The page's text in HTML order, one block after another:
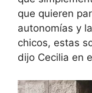
que quieren
autonomías y
chicos, estas
dijo Cecilia en